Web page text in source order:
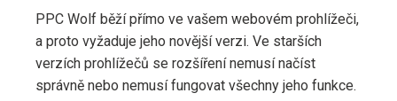
PPC Wolf běží přímo ve vašem webovém prohlížeči,
a proto vyžaduje jeho novější verzi. Ve starších
verzích prohlížečů se rozšíření nemusí načíst
správně nebo nemusí fungovat všechny jeho funkce.